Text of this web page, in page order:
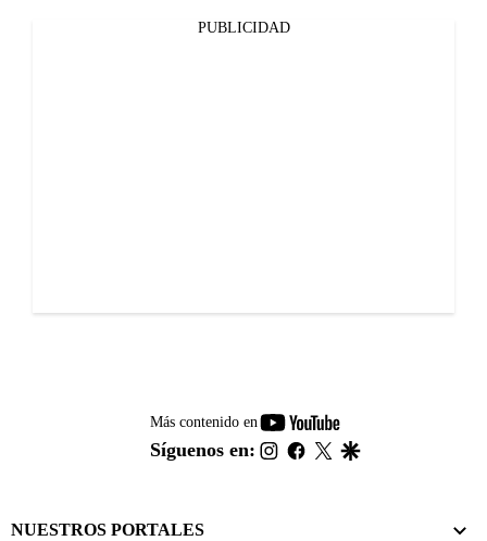
PUBLICIDAD
Más contenido en
youtube-
footer
Síguenos en: instagram
facebook
twitter
NUESTROS PORTALES